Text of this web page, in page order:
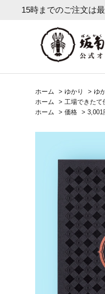
15時までのご注文は
ホーム > ゆかり > ゆ
ホーム
> 工場できたて
ホーム
> 価格 > 3,001